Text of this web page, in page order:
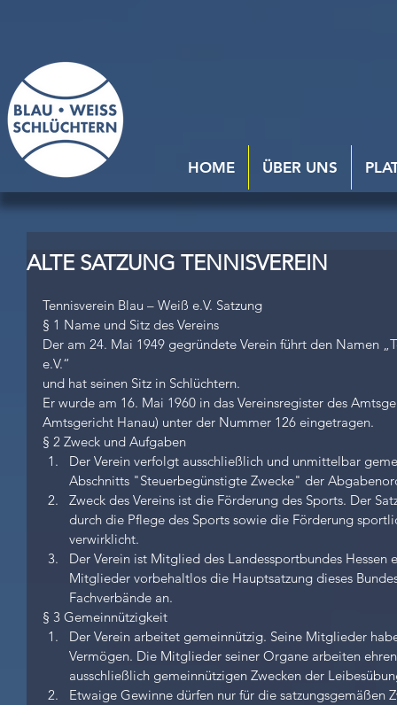
ALTE SATZUNG TENNISVEREIN
Tennisverein Blau – Weiß e.V. Satzung
§ 1 Name und Sitz des Vereins
Der am 24. Mai 1949 gegründete Verein führt den Namen
e.V.“
und hat seinen Sitz in Schlüchtern.
Er wurde am 16. Mai 1960 in das Vereinsregister des
Amtsgericht Hanau) unter der Nummer 126 eingetragen.
§ 2 Zweck und Aufgaben
Der Verein verfolgt ausschließlich und unmittelbar
Abschnitts "Steuerbegünstigte Zwecke" der
Zweck des Vereins ist die Förderung des Sports. Der
durch die Pflege des Sports sowie die Förderung
verwirklicht.
Der Verein ist Mitglied des Landessportbundes Hessen
Mitglieder vorbehaltlos die Hauptsatzung dieses
Fachverbände an.
§ 3 Gemeinnützigkeit
Der Verein arbeitet gemeinnützig. Seine Mitglieder
Vermögen. Die Mitglieder seiner Organe arbeiten
ausschließlich gemeinnützigen Zwecken der
Etwaige Gewinne dürfen nur für die satzungsgemäßen
HOME ÜBER UNS